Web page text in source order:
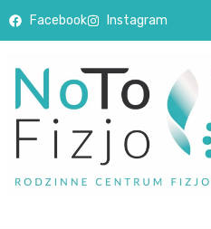
Facebook Instagram